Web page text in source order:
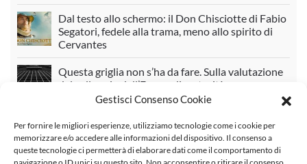
Gestisci Consenso Cookie
Per fornire le migliori esperienze, utilizziamo tecnologie come i cookie per
memorizzare e/o accedere alle informazioni del dispositivo. Il consenso a
queste tecnologie ci permetterà di elaborare dati come il comportamento di
Dal testo allo schermo: il Don Chisciotte di Fabio
Segatori, fedele alla trama, meno allo spirito di
Cervantes
Questa griglia non s’ha da fare. Sulla valutazione
del colloquio dell’Esame di maturità
Commenti recenti